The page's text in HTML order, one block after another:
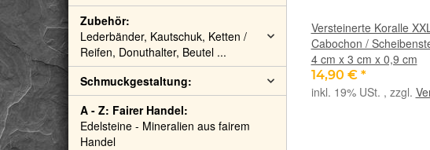
Versteinerte Koralle
Cabochon /
4 cm x 3 cm x 0,9 cm
14,90 € *
inkl. 19% USt. , zzgl.
Zubehör:
Lederbänder, Kautschuk, Ketten /
Reifen, Donuthalter, Beutel ...
Schmuckgestaltung:
A - Z: Fairer Handel:
Edelsteine - Mineralien aus fairem
Handel